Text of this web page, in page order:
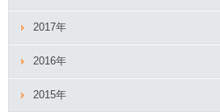
2017年
2016年
2015年